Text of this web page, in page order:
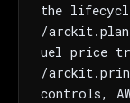
the
/
uel price
/
controls,